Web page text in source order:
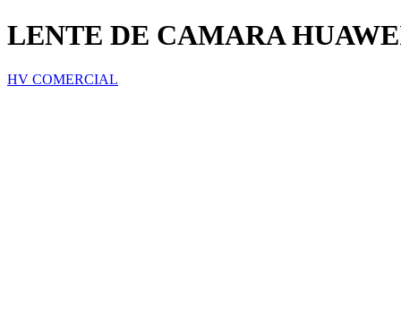
LENTE DE CAMARA
HV COMERCIAL